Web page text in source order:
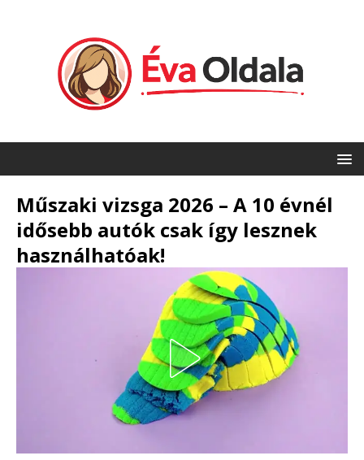
Műszaki vizsga 2026 – A 10 évnél
idősebb autók csak így lesznek
használhatóak!